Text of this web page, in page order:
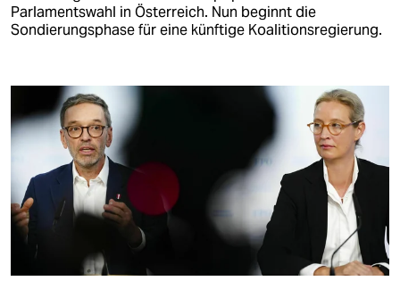
Parlamentswahl in Österreich. Nun beginnt die
Sondierungsphase für eine künftige Koalitionsregierung.